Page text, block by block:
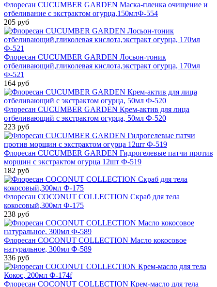
Флоресан CUCUMBER GARDEN Маска-пленка очищение и
отбеливание с экстрактом огурца,150млФ-554
205 руб
Флоресан CUCUMBER GARDEN Лосьон-тоник
отбеливающий,гликолевая кислота,экстракт огурца, 170мл
Ф-521
164 руб
Флоресан CUCUMBER GARDEN Крем-актив для лица
отбеливающий с экстрактом огурца, 50мл Ф-520
223 руб
Флоресан CUCUMBER GARDEN Гидрогелевые патчи против
морщин с экстрактом огурца 12шт Ф-519
182 руб
Флоресан COCONUT COLLECTION Скраб для тела
кокосовый,300мл Ф-175
238 руб
Флоресан COCONUT COLLECTION Масло кокосовое
натуральное, 300мл Ф-589
336 руб
Флоресан COCONUT COLLECTION Крем-масло для тела